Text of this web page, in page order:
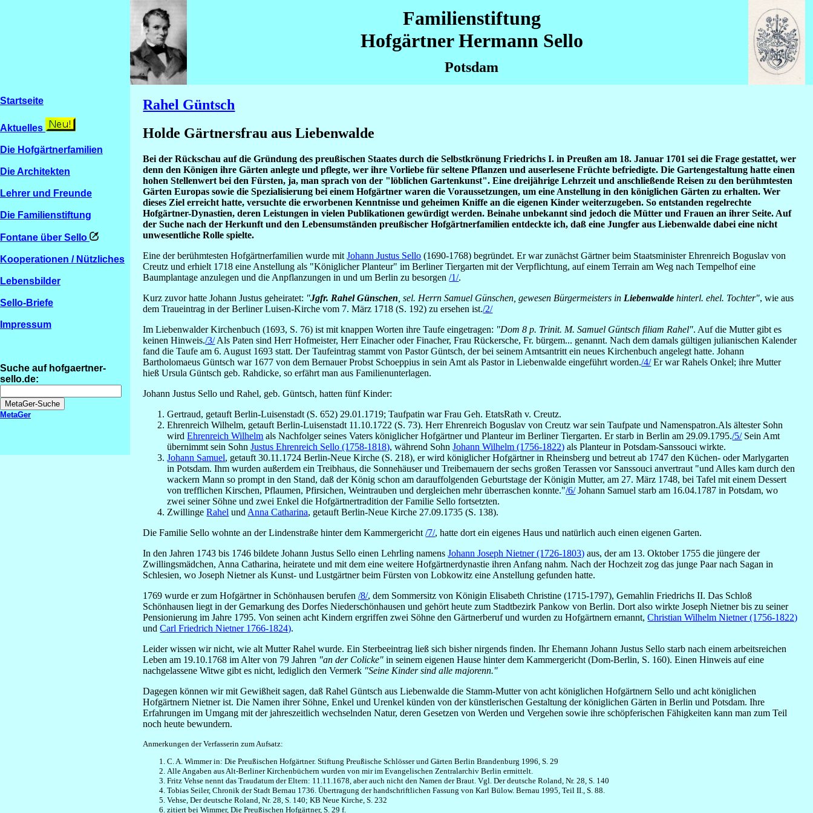
Familienstiftung
Hofgärtner Hermann Sello
Potsdam
Startseite
Aktuelles
Die Hofgärtnerfamilien
Die Architekten
Lehrer und Freunde
Die Familienstiftung
Fontane über Sello
Kooperationen / Nützliches
Lebensbilder
Sello-Briefe
Impressum
Suche auf hofgaertner-
sello.de:
MetaGer
Rahel Güntsch
Holde Gärtnersfrau aus Liebenwalde
Bei der Rückschau auf die Gründung des preußischen Staates durch die Selbstkrönung Friedrichs I. in Preußen am 18. Januar 1701 sei die Frage gestattet, wer
denn den Königen ihre Gärten anlegte und pflegte, wer ihre Vorliebe für seltene Pflanzen und auserlesene Früchte befriedigte. Die Gartengestaltung hatte einen
hohen Stellenwert bei den Fürsten, ja, man sprach von der "löblichen Gartenkunst". Eine dreijährige Lehrzeit und anschließende Reisen zu den berühmtesten
Gärten Europas sowie die Spezialisierung bei einem Hofgärtner waren die Voraussetzungen, um eine Anstellung in den königlichen Gärten zu erhalten. Wer
dieses Ziel erreicht hatte, versuchte die erworbenen Kenntnisse und geheimen Kniffe an die eigenen Kinder weiterzugeben. So entstanden regelrechte
Hofgärtner-Dynastien, deren Leistungen in vielen Publikationen gewürdigt werden. Beinahe unbekannt sind jedoch die Mütter und Frauen an ihrer Seite. Auf
der Suche nach der Herkunft und den Lebensumständen preußischer Hofgärtnerfamilien entdeckte ich, daß eine Jungfer aus Liebenwalde dabei eine nicht
unwesentliche Rolle spielte.
Eine der berühmtesten Hofgärtnerfamilien wurde mitJohann Justus Sello (1690-1768) begründet. Er war zunächst Gärtner beim Staatsminister Ehrenreich Boguslav von
Creutz und erhielt 1718 eine Anstellung als "Königlicher Planteur" im Berliner Tiergarten mit der Verpflichtung, auf einem Terrain am Weg nach Tempelhof eine
Baumplantage anzulegen und die Anpflanzungen in und um Berlin zu besorgen/1/.
Kurz zuvor hatte Johann Justus geheiratet: "Jgfr. Rahel Günschen , sel. Herrn Samuel Günschen, gewesen Bürgermeisters in Liebenwalde hinterl. ehel. Tochter", wie aus
dem Traueintrag in der Berliner Luisen-Kirche vom 7. März 1718 (S. 192) zu ersehen ist./2/
Im Liebenwalder Kirchenbuch (1693, S. 76) ist mit knappen Worten ihre Taufe eingetragen: "Dom 8 p. Trinit. M. Samuel Güntsch filiam Rahel". Auf die Mutter gibt es
keinen Hinweis./3/Als Paten sind Herr Hofmeister, Herr Einacher oder Finacher, Frau Rückersche, Fr. bürgem... genannt. Nach dem damals gültigen julianischen Kalender
fand die Taufe am 6. August 1693 statt. Der Taufeintrag stammt von Pastor Güntsch, der bei seinem Amtsantritt ein neues Kirchenbuch angelegt hatte. Johann
Bartholomaeus Güntsch war 1677 von dem Bernauer Probst Schoeppius in sein Amt als Pastor in Liebenwalde eingeführt worden./4/Er war Rahels Onkel; ihre Mutter
hieß Ursula Güntsch geb. Rahdicke, so erfährt man aus Familienunterlagen.
Johann Justus Sello und Rahel, geb. Güntsch, hatten fünf Kinder:
Gertraud, getauft Berlin-Luisenstadt (S. 652) 29.01.1719; Taufpatin war Frau Geh. EtatsRath v. Creutz.
Ehrenreich Wilhelm, getauft Berlin-Luisenstadt 11.10.1722 (S. 73). Herr Ehrenreich Boguslav von Creutz war sein Taufpate und Namenspatron.Als ältester Sohn
wirdEhrenreich Wilhelm als Nachfolger seines Vaters königlicher Hofgärtner und Planteur im Berliner Tiergarten. Er starb in Berlin am 29.09.1795./5/Sein Amt
übernimmt sein SohnJustus Ehrenreich Sello (1758-1818), während SohnJohann Wilhelm (1756-1822) als Planteur in Potsdam-Sanssouci wirkte.
Johann Samuel, getauft 30.11.1724 Berlin-Neue Kirche (S. 218), er wird königlicher Hofgärtner in Rheinsberg und betreut ab 1747 den Küchen- oder Marlygarten
in Potsdam. Ihm wurden außerdem ein Treibhaus, die Sonnehäuser und Treibemauern der sechs großen Terassen vor Sanssouci anvertraut "und Alles kam durch den
wackern Mann so prompt in den Stand, daß der König schon am darauffolgenden Geburtstage der Königin Mutter, am 27. März 1748, bei Tafel mit einem Dessert
von trefflichen Kirschen, Pflaumen, Pfirsichen, Weintrauben und dergleichen mehr überraschen konnte."/6/Johann Samuel starb am 16.04.1787 in Potsdam, wo
zwei seiner Söhne und zwei Enkel die Hofgärtnertradition der Familie Sello fortsetzten.
ZwillingeRahel und Anna Catharina, getauft Berlin-Neue Kirche 27.09.1735 (S. 138).
Die Familie Sello wohnte an der Lindenstraße hinter dem Kammergericht/7/, hatte dort ein eigenes Haus und natürlich auch einen eigenen Garten.
In den Jahren 1743 bis 1746 bildete Johann Justus Sello einen Lehrling namensJohann Joseph Nietner (1726-1803) aus, der am 13. Oktober 1755 die jüngere der
Zwillingsmädchen, Anna Catharina, heiratete und mit dem eine weitere Hofgärtnerdynastie ihren Anfang nahm. Nach der Hochzeit zog das junge Paar nach Sagan in
Schlesien, wo Joseph Nietner als Kunst- und Lustgärtner beim Fürsten von Lobkowitz eine Anstellung gefunden hatte.
1769 wurde er zum Hofgärtner in Schönhausen berufen/8/, dem Sommersitz von Königin Elisabeth Christine (1715-1797), Gemahlin Friedrichs II. Das Schloß
Schönhausen liegt in der Gemarkung des Dorfes Niederschönhausen und gehört heute zum Stadtbezirk Pankow von Berlin. Dort also wirkte Joseph Nietner bis zu seiner
Pensionierung im Jahre 1795. Von seinen acht Kindern ergriffen zwei Söhne den Gärtnerberuf und wurden zu Hofgärtnern ernannt,Christian Wilhelm Nietner (1756-1822)
undCarl Friedrich Nietner 1766-1824).
Leider wissen wir nicht, wie alt Mutter Rahel wurde. Ein Sterbeeintrag ließ sich bisher nirgends finden. Ihr Ehemann Johann Justus Sello starb nach einem arbeitsreichen
Leben am 19.10.1768 im Alter von 79 Jahren "an der Colicke" in seinem eigenen Hause hinter dem Kammergericht (Dom-Berlin, S. 160). Einen Hinweis auf eine
nachgelassene Witwe gibt es nicht, lediglich den Vermerk "Seine Kinder sind alle majorenn."
Dagegen können wir mit Gewißheit sagen, daß Rahel Güntsch aus Liebenwalde die Stamm-Mutter von acht königlichen Hofgärtnern Sello und acht königlichen
Hofgärtnern Nietner ist. Die Namen ihrer Söhne, Enkel und Urenkel künden von der künstlerischen Gestaltung der königlichen Gärten in Berlin und Potsdam. Ihre
Erfahrungen im Umgang mit der jahreszeitlich wechselnden Natur, deren Gesetzen von Werden und Vergehen sowie ihre schöpferischen Fähigkeiten kann man zum Teil
noch heute bewundern.
Anmerkungen der Verfasserin zum Aufsatz:
C. A. Wimmer in: Die Preußischen Hofgärtner. Stiftung Preußische Schlösser und Gärten Berlin Brandenburg 1996, S. 29
Alle Angaben aus Alt-Berliner Kirchenbüchern wurden von mir im Evangelischen Zentralarchiv Berlin ermittelt.
Fritz Vehse nennt das Traudatum der Eltern: 11.11.1678, aber auch nicht den Namen der Braut. Vgl. Der deutsche Roland, Nr. 28, S. 140
Tobias Seiler, Chronik der Stadt Bernau 1736. Übertragung der handschriftlichen Fassung von Karl Bülow. Bernau 1995, Teil II., S. 88.
Vehse, Der deutsche Roland, Nr. 28, S. 140; KB Neue Kirche, S. 232
zitiert bei Wimmer, Die Preußischen Hofgärtner, S. 29 f.